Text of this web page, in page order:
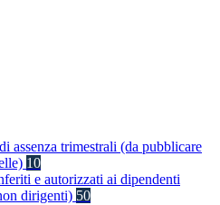
assenza trimestrali (da pubblicare
10
e autorizzati ai dipendenti
dirigenti) 50